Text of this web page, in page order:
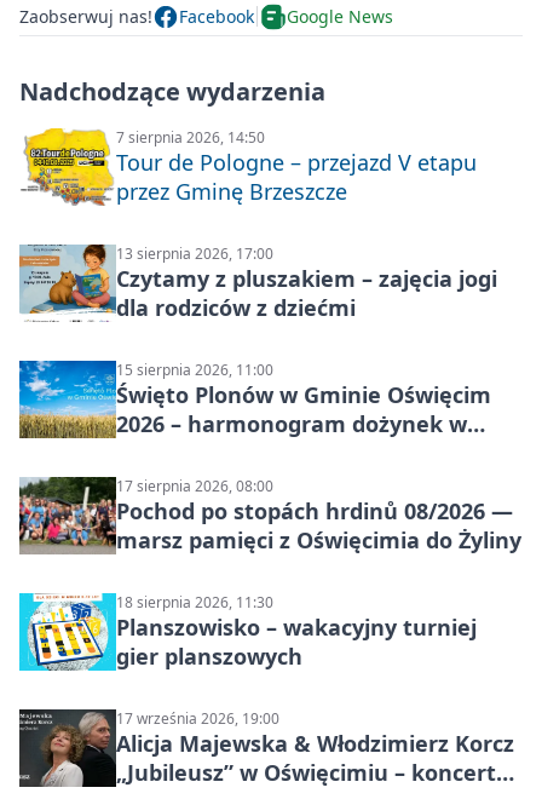
Zaobserwuj nas! Facebook Google News
Nadchodzące wydarzenia
7 sierpnia 2026, 14:50
Tour de Pologne – przejazd V etapu
przez Gminę Brzeszcze
13 sierpnia 2026, 17:00
Czytamy z pluszakiem – zajęcia jogi
dla rodziców z dziećmi
15 sierpnia 2026, 11:00
Święto Plonów w Gminie Oświęcim
2026 – harmonogram dożynek w
17 sierpnia 2026, 08:00
Pochod po stopách hrdinů 08/2026 —
marsz pamięci z Oświęcimia do Żyliny
18 sierpnia 2026, 11:30
Planszowisko – wakacyjny turniej
gier planszowych
17 września 2026, 19:00
Alicja Majewska & Włodzimierz Korcz
„Jubileusz” w Oświęcimiu – koncert